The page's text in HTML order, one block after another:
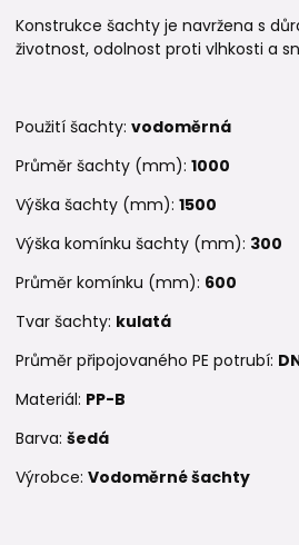
Konstrukce šachty je navržena s
životnost, odolnost proti vlhkosti a
Použití šachty: vodoměrná
Průměr šachty (mm): 1000
Výška šachty (mm): 1500
Výška komínku šachty (mm): 300
Průměr komínku (mm): 600
Tvar šachty: kulatá
Průměr připojovaného PE potrubí:
Materiál: PP-B
Barva: šedá
Výrobce: Vodoměrné šachty